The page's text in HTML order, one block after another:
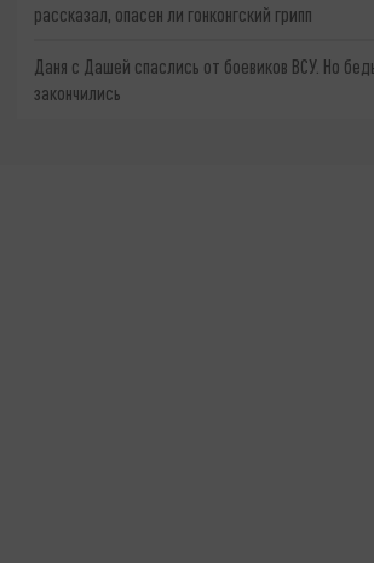
рассказал, опасен ли гонконгский грипп
Даня с Дашей спаслись от боевиков ВСУ. Но
закончились